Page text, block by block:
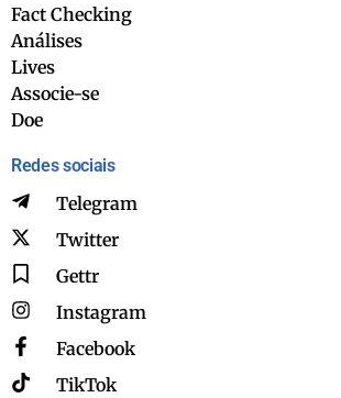
Fact Checking
Análises
Lives
Associe-se
Doe
Redes sociais
Telegram
Twitter
Gettr
Instagram
Facebook
TikTok